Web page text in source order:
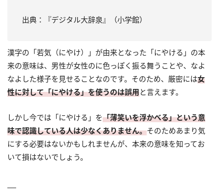
出典：『デジタル大辞泉』（小学館）
漢字の「若気（にやけ）」が由来となった「にやける」の本
来の意味は、男性が女性のに色っぽく振る舞うことや、なよ
なよした様子を見せることなのです。そのため、厳密には女
性に対して「にやける」を使うのは誤用と言えます。
しかし今では「にやける」を「薄笑いを浮かべる」という意
味で認識している人は少なくありません。そのためあまり気
にする必要はないかもしれませんが、本来の意味を知ってお
いて損はないでしょう。